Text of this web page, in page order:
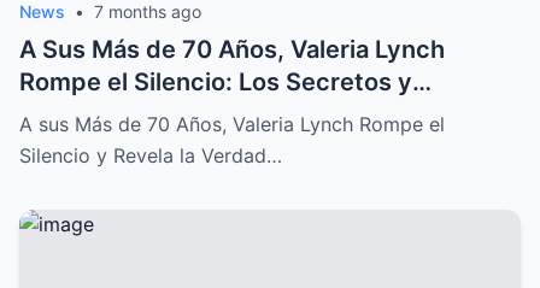
News • 7 months ago
A Sus Más de 70 Años, Valeria Lynch
Rompe el Silencio: Los Secretos y
Sufrimientos de su Difícil Vida
A sus Más de 70 Años, Valeria Lynch Rompe el
Silencio y Revela la Verdad…